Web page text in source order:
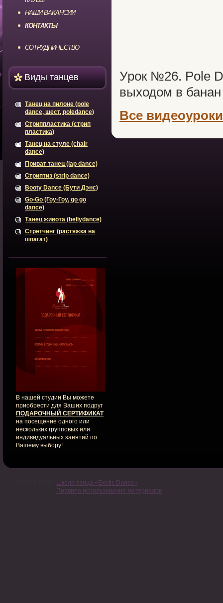
НАШИ ВАКАНСИИ
КОНТАКТЫ
СОТРУДНИЧЕСТВО
Виды танцев
Танец на пилоне (pole
dance, шест, poledance)
Стриппластика (стрип
пластика)
Танец на стуле (chair
dance)
Приват танец (lap dance)
Стриптиз (strip dance)
Booty Dance (Бути Дэнс)
Go-Go (Гоу-Гоу, go go
dance)
Танец живота (bellydance)
Стретчинг (растяжка на
шпагат)
В нашей студии Вы можете
приобрести для Ваших подруг
ПОДАРОЧНЫЙ СЕРТИФИКАТ
на посещение одного или
нескольких групповых или
индивидуальных занятий по
Вашему выбору!
Урок №26. Pole
выходом в банан
Все
Школа танца «Exotic Dance»
Правила использования материалов